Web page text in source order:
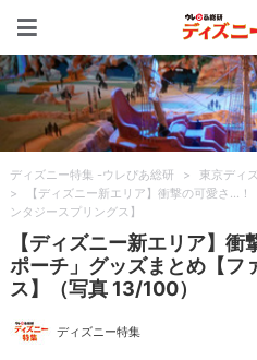
ディズニー特集 -ウレぴあ総研 > 東京ディ
>
【ディズニー新エリア】衝撃の可愛さ…
ンタジースプリングス】
【ディズニー新エリア】
ポーチ」グッズまとめ【フ
ス】（写真 13/100）
ディズニー特集